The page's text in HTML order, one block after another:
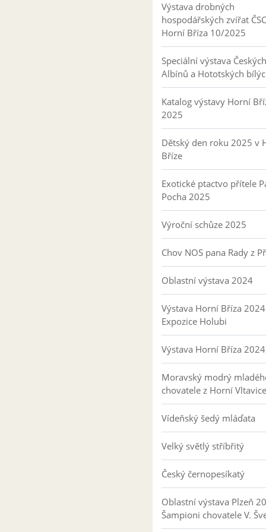
Výstava drobných
hospodářských zvířat
Horní Bříza 10/2025
Speciální výstava Českých
Albínů a Hototských
Katalog výstavy Horní
2025
Dětský den roku 2025 v
Bříze
Exotické ptactvo přítele
Pocha 2025
Výroční schůze 2025
Chov NOS pana Rady z
Oblastní výstava 2024
Výstava Horní Bříza 2024
Expozice Holubi
Výstava Horní Bříza 2024
Moravský modrý
chovatele z Horní Vltavice
Vídeňský šedý mláďata
Velký světlý stříbřitý
Český černopesíkatý
Oblastní výstava Plzeň
Šampioni chovatele V.